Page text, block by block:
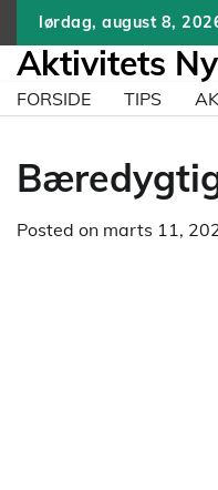
content
lørdag, august 8,
Aktivitets
FORSIDE TIPS
Posted on marts 11,